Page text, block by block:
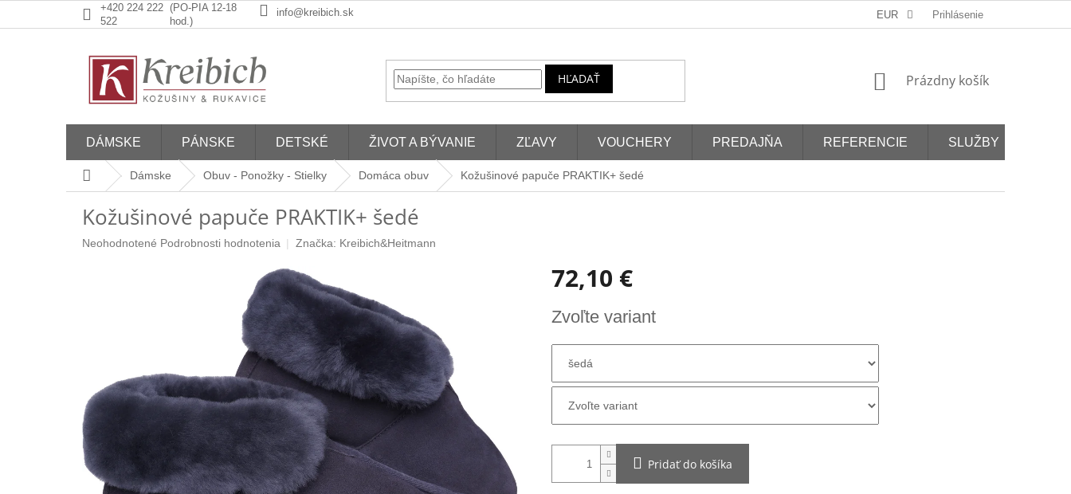
+420 224 222
522
(PO-PIA 12-18
hod.)
info@kreibich.sk EUR Prihlásenie
HĽADAŤ
NÁKUPNÝ
Prázdny košík
DÁMSKE PÁNSKE DETSKÉ ŽIVOT A BÝVANIE ZĽAVY VOUCHERY PREDAJŇA REFERENCIE SLUŽBY
DomovDámske Obuv - Ponožky - Stielky Domáca obuv Kožušinové papuče PRAKTIK+ ​​šedé
Kožušinové papuče PRAKTIK+ ​​šedé
Priemerné
Neohodnotené Podrobnosti hodnotenia Značka: Kreibich&Heitmann
72,10 €
cena:
Zvoľte variant
Pridať do košíka